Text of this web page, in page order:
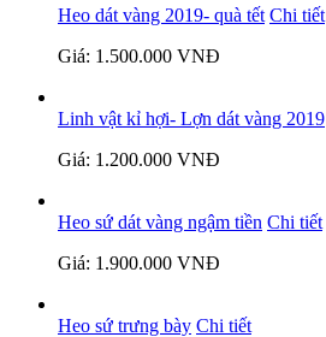
Heo dát vàng 2019- quà tết Chi tiết
Giá: 1.500.000 VNĐ
Linh vật kỉ hợi- Lợn dát vàng 2019
Giá: 1.200.000 VNĐ
Heo sứ dát vàng ngậm tiền Chi tiết
Giá: 1.900.000 VNĐ
Heo sứ trưng bày Chi tiết